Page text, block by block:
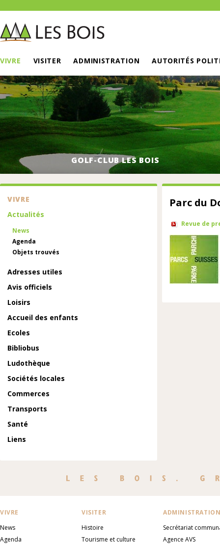
VIVRE VISITER ADMINISTRATION AUTORITÉS
GOLF-CLUB LES BOIS
VIVRE
Actualités
News
Agenda
Objets trouvés
Adresses utiles
Avis officiels
Loisirs
Accueil des enfants
Ecoles
Bibliobus
Ludothèque
Sociétés locales
Commerces
Transports
Santé
Liens
Parc du
Revue de
VIVRE
News
Agenda
VISITER
Histoire
Tourisme et culture
Secrétariat
Agence AVS